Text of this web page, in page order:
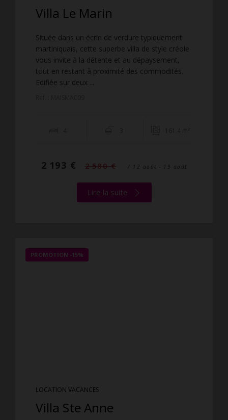
Villa Le Marin
Située dans un écrin de verdure typiquement
martiniquais, cette superbe villa de style créole
vous invite à la détente et au dépaysement,
tout en restant à proximité des commodités.
Edifiée sur deux ...
2 193 € 2 580 € / 12 août - 19 août
Lire la suite
PROMOTION -15%
LOCATION VACANCES
Villa Ste Anne